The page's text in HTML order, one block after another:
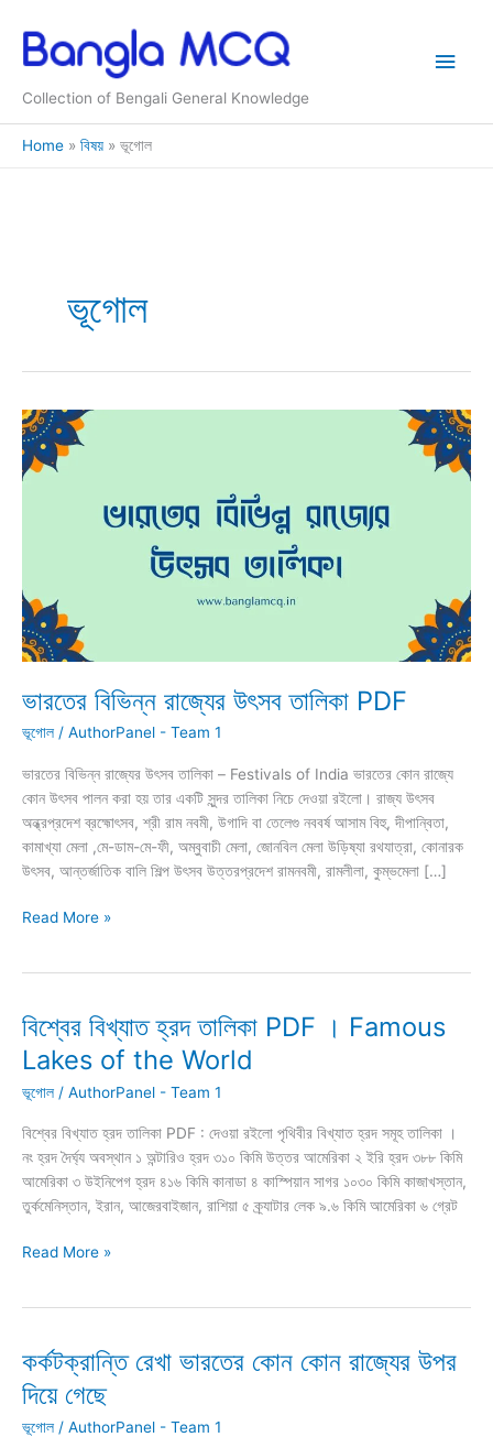
content
Collection of Bengali General Knowledge
Main
Home বিষয় ভূগোল
ভূগোল
ভারতের বিভিন্ন রাজ্যের উৎসব তালিকা PDF
ভূগোল / AuthorPanel - Team 1
ভারতের বিভিন্ন রাজ্যের উৎসব তালিকা – Festivals of India ভারতের কোন রাজ্যে
কোন উৎসব পালন করা হয় তার একটি সুন্দর তালিকা নিচে দেওয়া রইলো। রাজ্য উৎসব
অন্ধ্রপ্রদেশ ব্রহ্মোৎসব, শ্রী রাম নবমী, উগাদি বা তেলেগু নববর্ষ আসাম বিহু, দীপান্বিতা,
কামাখ্যা মেলা ,মে-ডাম-মে-ফী, অম্বুবাচী মেলা, জোনবিল মেলা উড়িষ্যা রথযাত্রা, কোনারক
উৎসব, আন্তর্জাতিক বালি শিল্প উৎসব উত্তরপ্রদেশ রামনবমী, রামলীলা, কুম্ভমেলা […]
ভারতের
তালিকা
PDF
Read More »
বিশ্বের বিখ্যাত হ্রদ তালিকা PDF । Famous
Lakes of the World
ভূগোল / AuthorPanel - Team 1
বিশ্বের বিখ্যাত হ্রদ তালিকা PDF : দেওয়া রইলো পৃথিবীর বিখ্যাত হ্রদ সমূহ তালিকা ।
নং হ্রদ দৈর্ঘ্য অবস্থান ১ অন্টারিও হ্রদ ৩১০ কিমি উত্তর আমেরিকা ২ ইরি হ্রদ ৩৮৮ কিমি
আমেরিকা ৩ উইনিপেগ হ্রদ ৪১৬ কিমি কানাডা ৪ কাস্পিয়ান সাগর ১০৩০ কিমি কাজাখস্তান,
তুর্কমেনিস্তান, ইরান, আজেরবাইজান, রাশিয়া ৫ ক্র্যাটার লেক ৯.৬ কিমি আমেরিকা ৬ গ্রেট
বিশ্বের
PDF
।
Famous
Lakes
Read More »
কর্কটক্রান্তি রেখা ভারতের কোন কোন রাজ্যের উপর
দিয়ে গেছে
ভূগোল / AuthorPanel - Team 1